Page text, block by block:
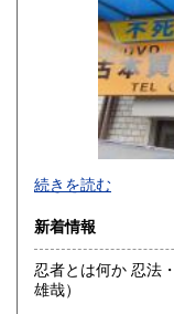
熊本県
宮崎県
沖縄県
不死鳥BOOKSで
ゲーム、おもちゃ
にお問い合わせく
沿線名：伯備線・
最寄駅：総社駅
続きを読む
新着情報
忍者とは何か 忍法・
雄哉）